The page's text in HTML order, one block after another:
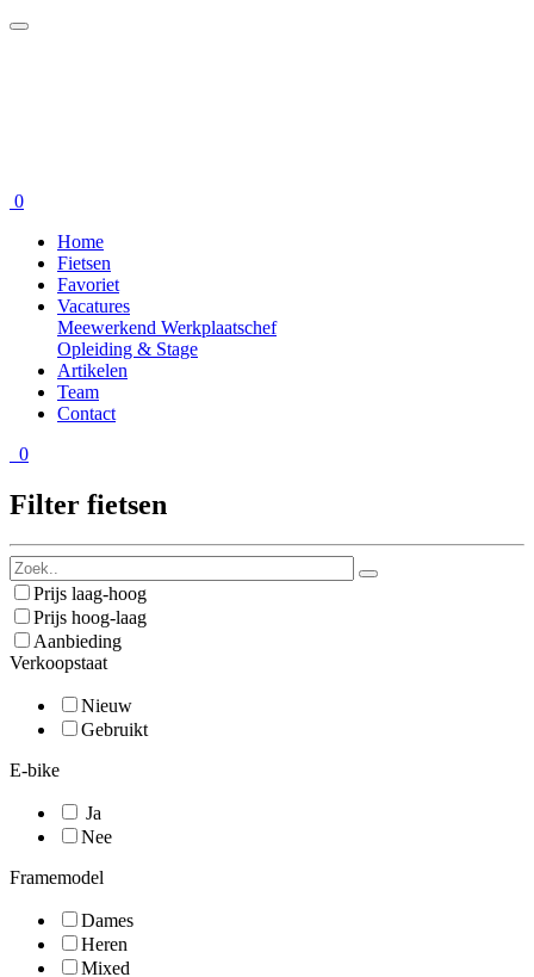
0
Home
Fietsen
Favoriet
Vacatures
Meewerkend Werkplaatschef
Opleiding & Stage
Artikelen
Team
Contact
0
Filter fietsen
Prijs laag-hoog
Prijs hoog-laag
Aanbieding
Verkoopstaat
Nieuw
Gebruikt
E-bike
Ja
Nee
Framemodel
Dames
Heren
Mixed